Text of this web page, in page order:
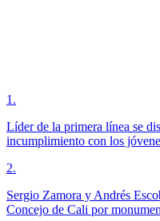
1 .
Líder de la primera línea se
incumplimiento con los
2.
Sergio Zamora y Andrés
Concejo de Cali por